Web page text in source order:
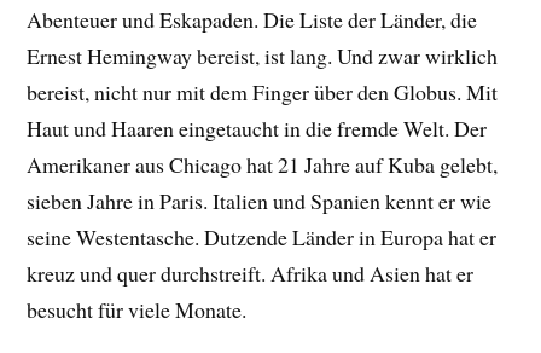
Abenteuer und Eskapaden. Die Liste der Länder, die
Ernest Hemingway bereist, ist lang. Und zwar wirklich
bereist, nicht nur mit dem Finger über den Globus. Mit
Haut und Haaren eingetaucht in die fremde Welt. Der
Amerikaner aus Chicago hat 21 Jahre auf Kuba gelebt,
sieben Jahre in Paris. Italien und Spanien kennt er wie
seine Westentasche. Dutzende Länder in Europa hat er
kreuz und quer durchstreift. Afrika und Asien hat er
besucht für viele Monate.